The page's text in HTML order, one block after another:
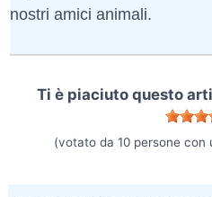
nostri amici animali.
Ti è piaciuto questo
(votato da 10 persone con